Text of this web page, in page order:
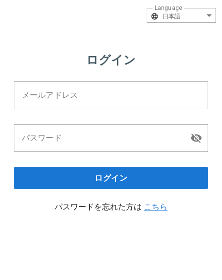
日本語
Language
ログイン
メールアドレス
パスワード
ログイン
パスワードを忘れた方は こちら